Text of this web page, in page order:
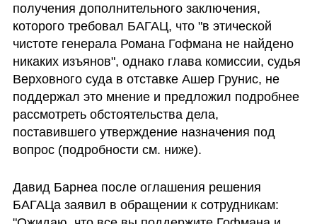
получения дополнительного заключения,
которого требовал БАГАЦ, что "в этической
чистоте генерала Романа Гофмана не найдено
никаких изъянов", однако глава комиссии, судья
Верховного суда в отставке Ашер Грунис, не
поддержал это мнение и предложил подробнее
рассмотреть обстоятельства дела,
поставившего утверждение назначения под
вопрос (подробности см. ниже).
Давид Барнеа после оглашения решения
БАГАЦа заявил в обращении к сотрудникам: